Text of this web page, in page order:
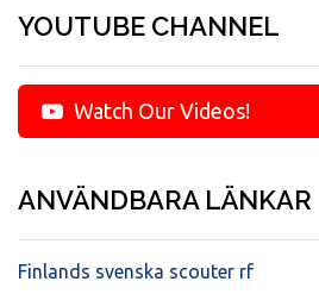
YOUTUBE CHANNEL
Watch Our Videos!
ANVÄNDBARA LÄNKAR
Finlands svenska scouter rf